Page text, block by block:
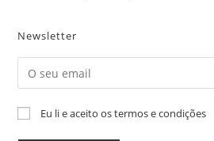
Newsletter
Eu li e aceito os termos e condições